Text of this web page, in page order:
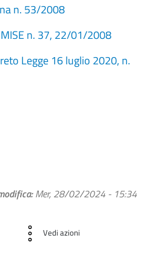
n. 53/2008
n. 37, 22/01/2008
Legge 16 luglio 2020, n.
Mer, 28/02/2024 - 15:34
Vedi azioni